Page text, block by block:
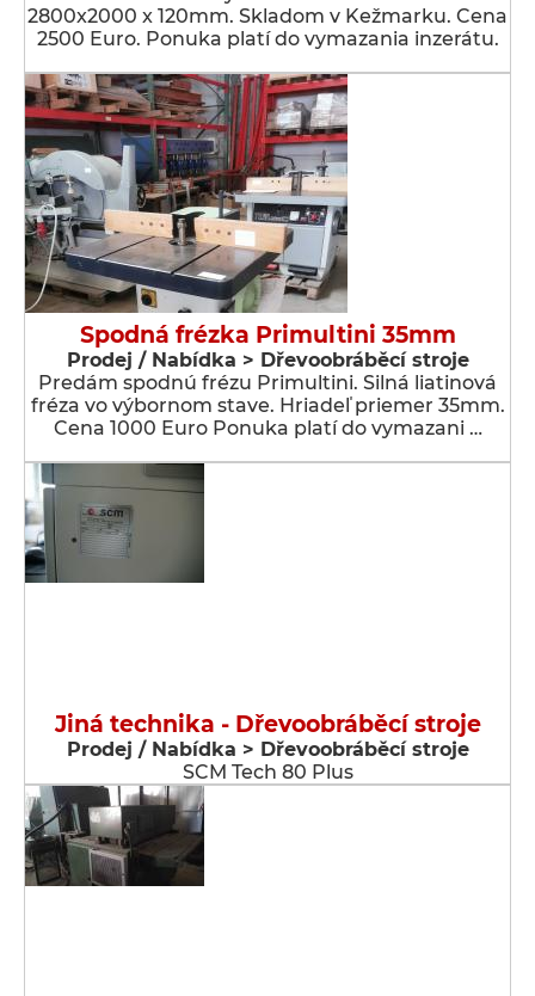
2800x2000 x 120mm. Skladom v Kežmarku. Cena
2500 Euro. Ponuka platí do vymazania inzerátu.
Spodná frézka Primultini 35mm
Prodej / Nabídka > Dřevoobráběcí stroje
Predám spodnú frézu Primultini. Silná liatinová
fréza vo výbornom stave. Hriadeľ priemer 35mm.
Cena 1000 Euro Ponuka platí do vymazani …
Jiná technika - Dřevoobráběcí stroje
Prodej / Nabídka > Dřevoobráběcí stroje
SCM Tech 80 Plus